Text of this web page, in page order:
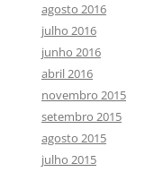
agosto 2016
julho 2016
junho 2016
abril 2016
novembro 2015
setembro 2015
agosto 2015
julho 2015